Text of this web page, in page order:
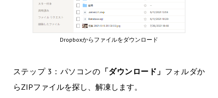
Dropboxからファイルをダウンロード
ステップ 3：パソコンの 「ダウンロード」 フォルダか
らZIPファイルを探し、解凍します。